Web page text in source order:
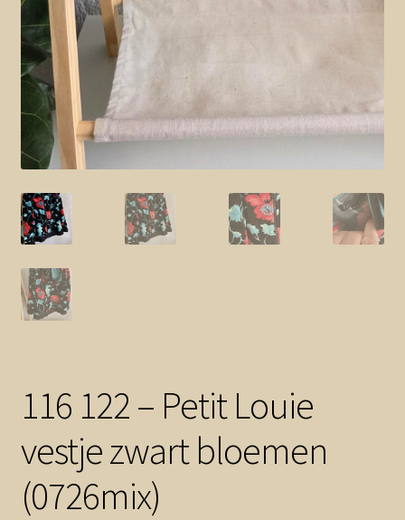
116 122 – Petit Louie
vestje zwart bloemen
(0726mix)